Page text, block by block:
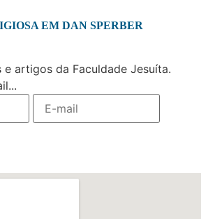
EM DAN SPERBER
e artigos da Faculdade Jesuíta.